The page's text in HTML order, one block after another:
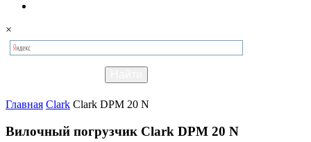
×
Главная Clark Clark DPM 20 N
Вилочный погрузчик Clark DPM 20 N